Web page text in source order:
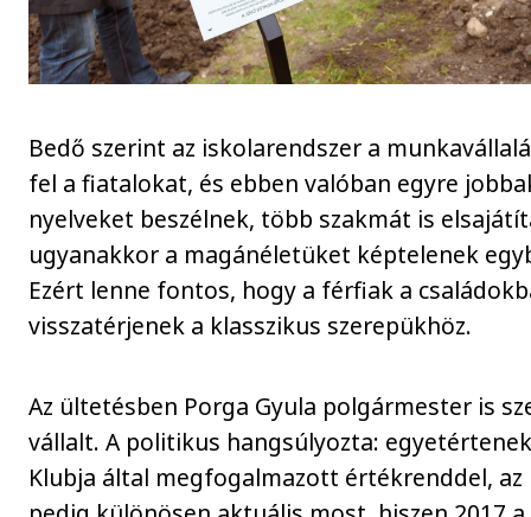
Bedő szerint az iskolarendszer a
fel a fiatalokat, és ebben valóban egyre
nyelveket beszélnek, több szakmát is
ugyanakkor a magánéletüket képtelenek
Ezért lenne fontos, hogy a férfiak a
visszatérjenek a klasszikus szerepükhöz.
Az ültetésben Porga Gyula polgármester is
vállalt. A politikus hangsúlyozta:
Klubja által megfogalmazott értékrenddel, az